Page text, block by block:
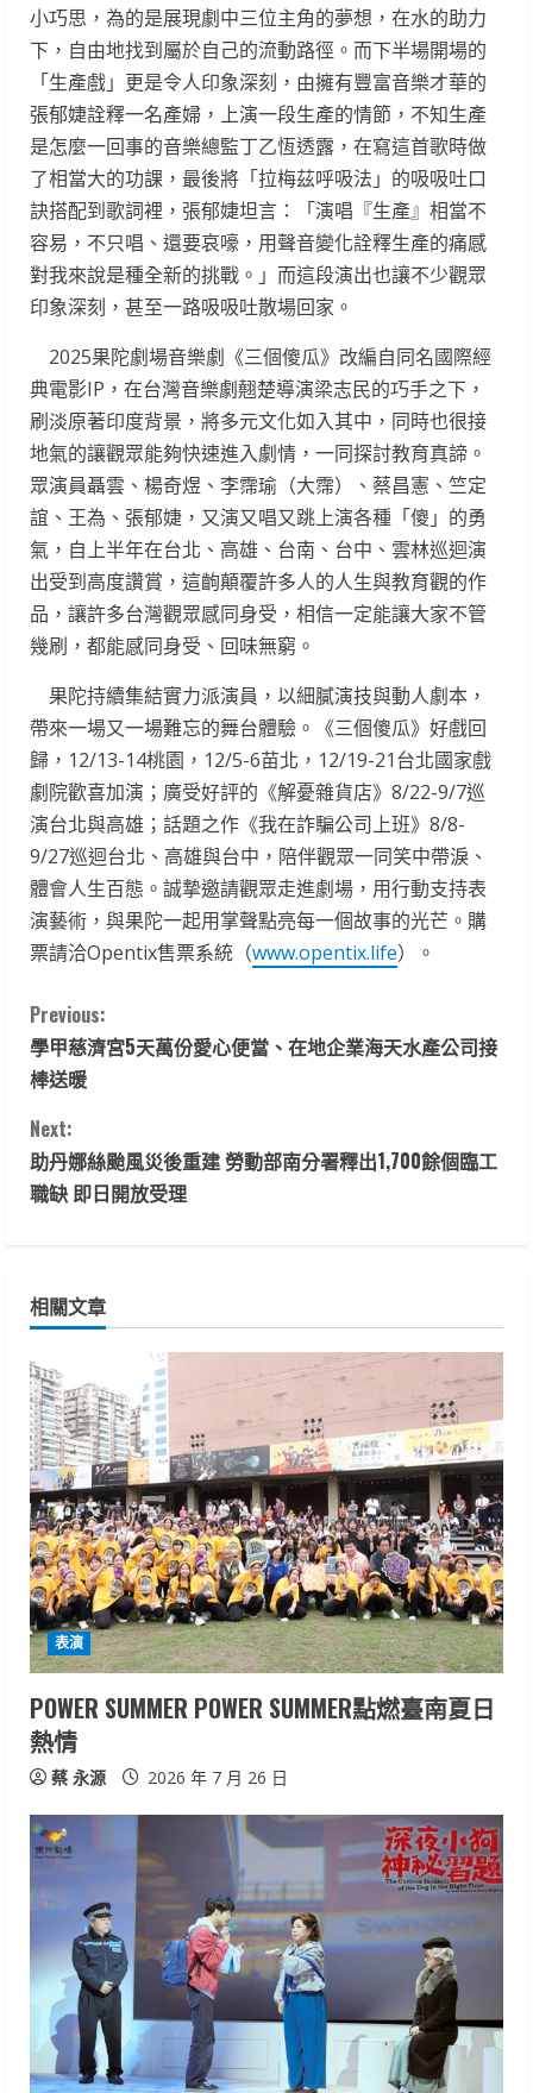
小巧思，為的是展現劇中三位主角的夢想，在水的助力
下，自由地找到屬於自己的流動路徑。而下半場開場的
「生產戲」更是令人印象深刻，由擁有豐富音樂才華的
張郁婕詮釋一名產婦，上演一段生產的情節，不知生產
是怎麼一回事的音樂總監丁乙恆透露，在寫這首歌時做
了相當大的功課，最後將「拉梅茲呼吸法」的吸吸吐口
訣搭配到歌詞裡，張郁婕坦言：「演唱『生產』相當不
容易，不只唱、還要哀嚎，用聲音變化詮釋生產的痛感
對我來說是種全新的挑戰。」而這段演出也讓不少觀眾
印象深刻，甚至一路吸吸吐散場回家。
2025果陀劇場音樂劇《三個傻瓜》改編自同名國際經
典電影IP，在台灣音樂劇翹楚導演梁志民的巧手之下，
刷淡原著印度背景，將多元文化如入其中，同時也很接
地氣的讓觀眾能夠快速進入劇情，一同探討教育真諦。
眾演員聶雲、楊奇煜、李霈瑜（大霈）、蔡昌憲、竺定
誼、王為、張郁婕，又演又唱又跳上演各種「傻」的勇
氣，自上半年在台北、高雄、台南、台中、雲林巡迴演
出受到高度讚賞，這齣顛覆許多人的人生與教育觀的作
品，讓許多台灣觀眾感同身受，相信一定能讓大家不管
幾刷，都能感同身受、回味無窮。
果陀持續集結實力派演員，以細膩演技與動人劇本，
帶來一場又一場難忘的舞台體驗。《三個傻瓜》好戲回
歸，12/13-14桃園，12/5-6苗北，12/19-21台北國家戲
劇院歡喜加演；廣受好評的《解憂雜貨店》8/22-9/7巡
演台北與高雄；話題之作《我在詐騙公司上班》8/8-
9/27巡迴台北、高雄與台中，陪伴觀眾一同笑中帶淚、
體會人生百態。誠摯邀請觀眾走進劇場，用行動支持表
演藝術，與果陀一起用掌聲點亮每一個故事的光芒。購
票請洽Opentix售票系統（www.opentix.life）。
C
o
n
t
i
u
e
R
e
a
d
i
n
g
Previous:
學甲慈濟宮5天萬份愛心便當、在地企業海天水產公司接
棒送暖
Next:
助丹娜絲颱風災後重建 勞動部南分署釋出1,700餘個臨工
職缺 即日開放受理
相關文章
表演
POWER SUMMER POWER SUMMER點燃臺南夏日
熱情
蔡 永源 2026 年 7 月 26 日